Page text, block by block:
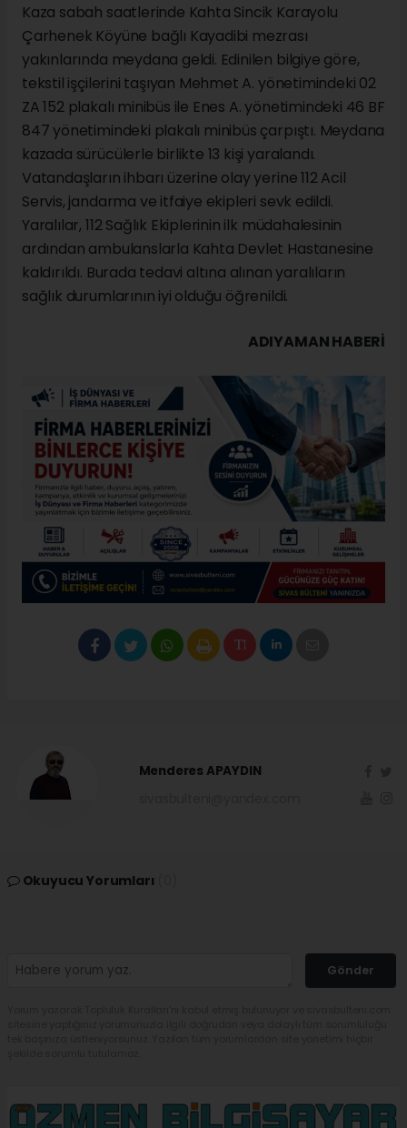
Kaza sabah saatlerinde Kahta Sincik Karayolu
Çarhenek Köyüne bağlı Kayadibi mezrası
yakınlarında meydana geldi. Edinilen bilgiye göre,
tekstil işçilerini taşıyan Mehmet A. yönetimindeki 02
ZA 152 plakalı minibüs ile Enes A. yönetimindeki 46 BF
847 yönetimindeki plakalı minibüs çarpıştı. Meydana
kazada sürücülerle birlikte 13 kişi yaralandı.
Vatandaşların ihbarı üzerine olay yerine 112 Acil
Servis, jandarma ve itfaiye ekipleri sevk edildi.
Yaralılar, 112 Sağlık Ekiplerinin ilk müdahalesinin
ardından ambulanslarla Kahta Devlet Hastanesine
kaldırıldı. Burada tedavi altına alınan yaralıların
sağlık durumlarının iyi olduğu öğrenildi.
ADIYAMAN HABERİ
Menderes APAYDIN
Okuyucu Yorumları
Gönder